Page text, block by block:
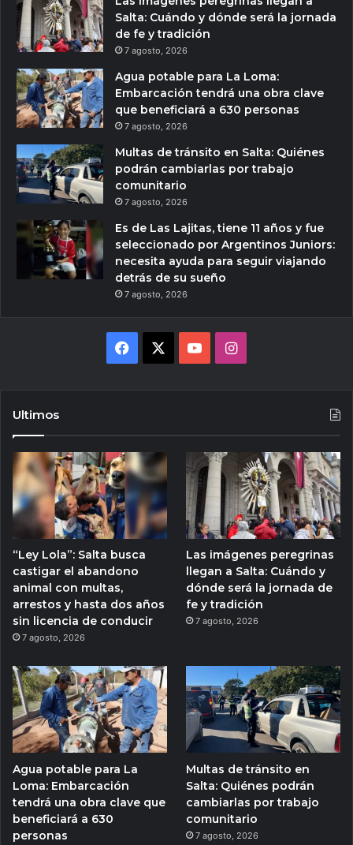
Salta: Cuándo y dónde será la jornada
de fe y tradición
7 agosto, 2026
Agua potable para La Loma:
Embarcación tendrá una obra clave
que beneficiará a 630 personas
7 agosto, 2026
Multas de tránsito en Salta: Quiénes
podrán cambiarlas por trabajo
comunitario
7 agosto, 2026
Es de Las Lajitas, tiene 11 años y fue
seleccionado por Argentinos Juniors:
necesita ayuda para seguir viajando
detrás de su sueño
7 agosto, 2026
Facebook YouTubeInstagram
Ultimos
“Ley Lola”: Salta busca
castigar el abandono
animal con multas,
arrestos y hasta dos años
sin licencia de conducir
7 agosto, 2026
Las imágenes peregrinas
llegan a Salta: Cuándo y
dónde será la jornada de
fe y tradición
7 agosto, 2026
Agua potable para La
Loma: Embarcación
tendrá una obra clave que
beneficiará a 630
personas
Multas de tránsito en
Salta: Quiénes podrán
cambiarlas por trabajo
comunitario
7 agosto, 2026